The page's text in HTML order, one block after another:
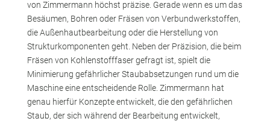
von Zimmermann höchst präzise. Gerade wenn es um das
Besäumen, Bohren oder Fräsen von Verbundwerkstoffen,
die Außenhautbearbeitung oder die Herstellung von
Strukturkomponenten geht. Neben der Präzision, die beim
Fräsen von Kohlenstofffaser gefragt ist, spielt die
Minimierung gefährlicher Staubabsetzungen rund um die
Maschine eine entscheidende Rolle. Zimmermann hat
genau hierfür Konzepte entwickelt, die den gefährlichen
Staub, der sich während der Bearbeitung entwickelt,